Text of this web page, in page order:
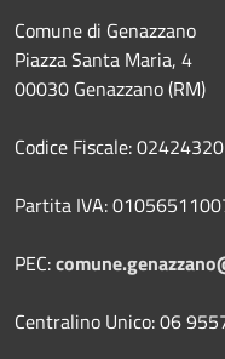
Comune di Genazzano
Piazza Santa Maria, 4
00030 Genazzano (RM)
Codice Fiscale:
Partita IVA:
PEC:
Centralino Unico: 06